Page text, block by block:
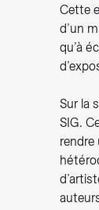
Cette
d’un
qu’à
Sur la
SIG.
rendre